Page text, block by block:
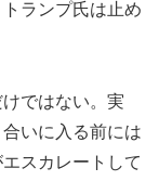
ランプ氏は止め
ではない。実
いに入る前には
スカレートして